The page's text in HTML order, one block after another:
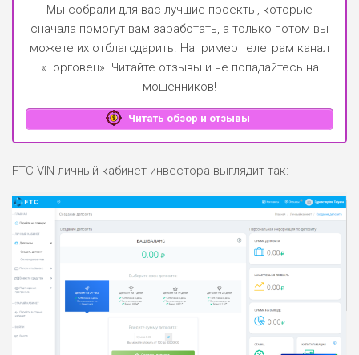
Мы собрали для вас лучшие проекты, которые
сначала помогут вам заработать, а только потом вы
можете их отблагодарить. Например телеграм канал
«Торговец». Читайте отзывы и не попадайтесь на
мошенников!
Читать обзор и отзывы
FTC VIN личный кабинет инвестора выглядит так: